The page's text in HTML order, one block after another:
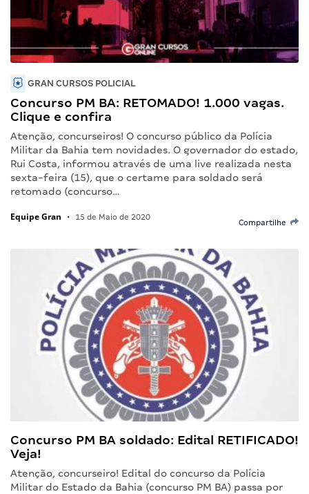
GRAN CURSOS POLICIAL
Concurso PM BA: RETOMADO! 1.000 vagas.
Clique e confira
Atenção, concurseiros! O concurso público da Polícia
Militar da Bahia tem novidades. O governador do estado,
Rui Costa, informou através de uma live realizada nesta
sexta-feira (15), que o certame para soldado será
retomado (concurso…
Equipe Gran • 15 de Maio de 2020
Compartilhe
Concurso PM BA soldado: Edital RETIFICADO!
Veja!
Atenção, concurseiro! Edital do concurso da Polícia
Militar do Estado da Bahia (concurso PM BA) passa por